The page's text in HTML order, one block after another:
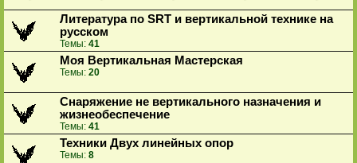
Литература по SRT и вертикальной технике на
русском
Темы: 41
Моя Вертикальная Мастерская
Темы: 20
Снаряжение не вертикального назначения и
жизнеобеспечение
Темы: 41
Техники Двух линейных опор
Темы: 8